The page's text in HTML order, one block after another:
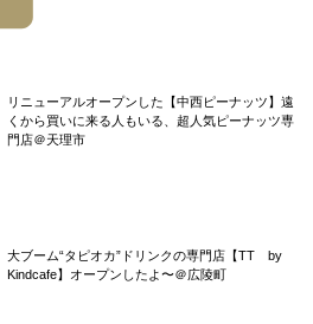
リニューアルオープンした【中西ピーナッツ】遠
くから買いに来る人もいる、超人気ピーナッツ専
門店＠天理市
大ブーム“タピオカ”ドリンクの専門店【TT by
Kindcafe】オープンしたよ〜＠広陵町